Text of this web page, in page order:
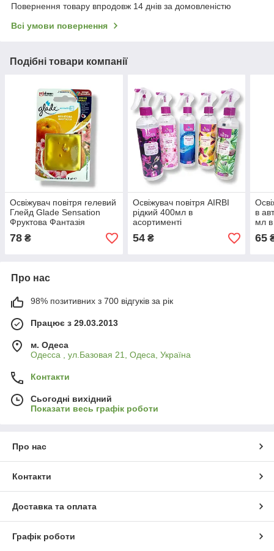
Повернення товару впродовж 14 днів за домовленістю
Всі умови повернення
Подібні товари компанії
Освіжувач повітря гелевий
Глейд Glade Sensation
Фруктова Фантазія
78 ₴
Освіжувач повітря AIRBI
рідкий 400мл в
асортименті
54₴
в
мл в
65
Про нас
98% позитивних з 700 відгуків за рік
Працює з 29.03.2013
м. Одеса
Одесса , ул.Базовая 21, Одеса, Україна
Контакти
Сьогодні вихідний
Показати весь графік роботи
Про нас
Контакти
Доставка та оплата
Графік роботи